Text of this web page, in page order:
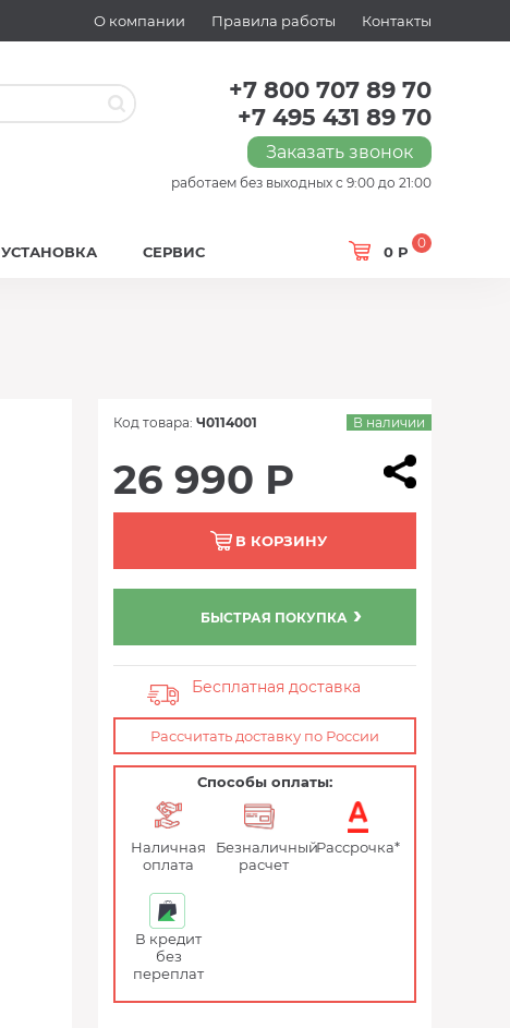
О компании Правила работы Контакты
+7 800 707 89 70
+7 495 431 89 70
Заказать звонок
работаем без выходных с 9:00 до 21:00
0 Р
0
УСТАНОВКА СЕРВИС
Код товара: Ч0114001 В наличии
26 990 Р
В КОРЗИНУ
БЫСТРАЯ ПОКУПКА
Бесплатная доставка
Рассчитать доставку по России
Способы оплаты:
Наличная
оплата
Безналичный
расчет
Рассрочка*
В кредит
без
переплат